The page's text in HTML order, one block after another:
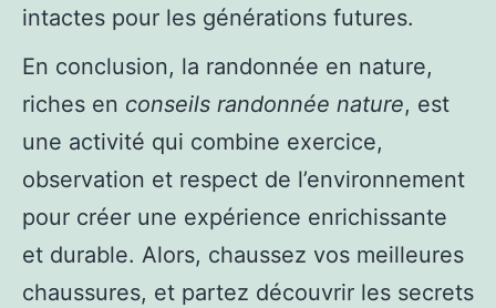
intactes pour les générations futures.
En conclusion, la randonnée en nature,
riches en conseils randonnée nature, est
une activité qui combine exercice,
observation et respect de l’environnement
pour créer une expérience enrichissante
et durable. Alors, chaussez vos meilleures
chaussures, et partez découvrir les secrets